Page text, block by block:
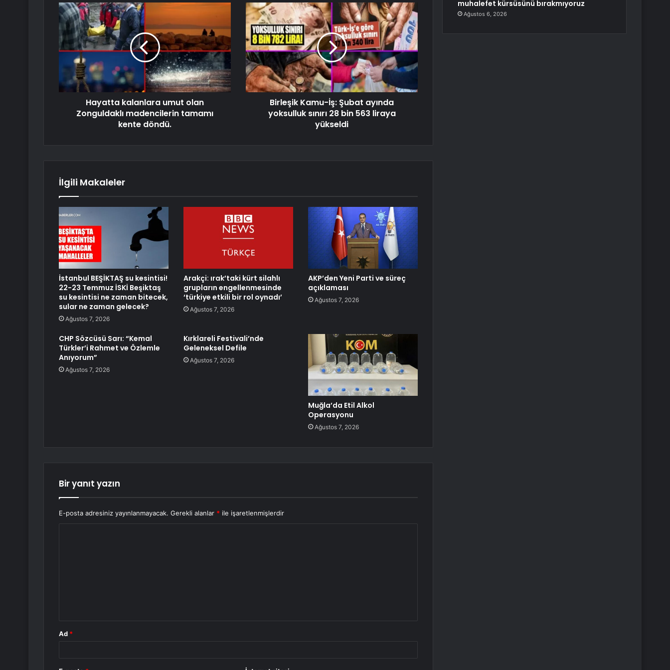
Hayatta kalanlara umut olan
Zonguldaklı madencilerin tamamı
kente döndü.
Birleşik Kamu-İş: Şubat ayında
yoksulluk sınırı 28 bin 563 liraya
yükseldi
İlgili Makaleler
İstanbul BEŞİKTAŞ su kesintisi!
22-23 Temmuz İSKİ Beşiktaş
su kesintisi ne zaman bitecek,
sular ne zaman gelecek?
Ağustos 7, 2026
Arakçi: ırak’taki kürt silahlı
grupların engellenmesinde
‘türkiye etkili bir rol oynadı’
Ağustos 7, 2026
AKP’den Yeni Parti ve süreç
açıklaması
Ağustos 7, 2026
CHP Sözcüsü Sarı: “Kemal
Türkler’i Rahmet ve Özlemle
Anıyorum”
Ağustos 7, 2026
Kırklareli Festivali’nde
Geleneksel Defile
Ağustos 7, 2026
Muğla’da Etil Alkol
Operasyonu
Ağustos 7, 2026
Bir yanıt yazın
E-posta adresiniz yayınlanmayacak. Gerekli alanlar * ile işaretlenmişlerdir
Ad *
muhalefet kürsüsünü bırakmıyoruz
Ağustos 6, 2026